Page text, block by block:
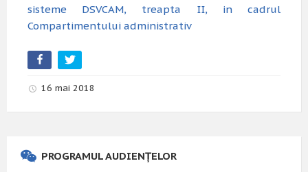
sisteme DSVCAM, treapta II, in cadrul
Compartimentului administrativ
16 mai 2018
PROGRAMUL AUDIENȚELOR